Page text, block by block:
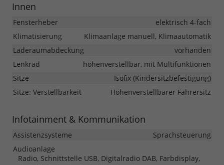
Innen
Fensterheber
elektrisch 4-fach
Klimatisierung
Klimaanlage manuell, Klimaautomatik
Laderaumabdeckung
vorhanden
Lenkrad
höhenverstellbar, mit Multifunktionen
Sitze
Isofix (Kindersitzbefestigung)
Sitze: Verstellbarkeit
Höhenverstellbarer Fahrersitz
Infotainment & Kommunikation
Assistenzsysteme
Sprachsteuerung
Audioanlage
Radio, Schnittstelle USB, Digitalradio DAB, Farbdisplay,